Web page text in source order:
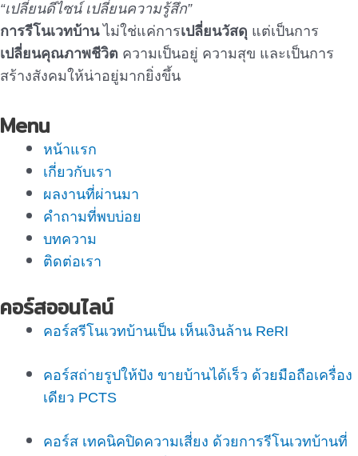
“เปลี่ยนดีไซน์ เปลี่ยนความรู้สึก”
การรีโนเวทบ้านไม่ใช่แค่การเปลี่ยนวัสดุ แต่เป็นการ
เปลี่ยนคุณภาพชีวิต ความเป็นอยู่ ความสุข และเป็นการ
สร้างสังคมให้น่าอยู่มากยิ่งขึ้น
Menu
หน้าแรก
เกี่ยวกับเรา
ผลงานที่ผ่านมา
คำถามที่พบบ่อย
บทความ
ติดต่อเรา
คอร์สออนไลน์
คอร์สรีโนเวทบ้านเป็น เห็นเงินล้าน ReRI
คอร์สถ่ายรูปให้ปัง ขายบ้านได้เร็ว ด้วยมือถือเครื่อง
เดียว PCTS
คอร์ส เทคนิคปิดความเสี่ยง ด้วยการรีโนเวทบ้านที่